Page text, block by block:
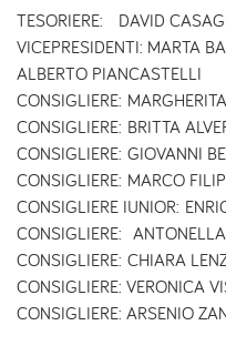
TESORIERE: DAVID
VICEPRESIDENTI: MARTA
ALBERTO PIANCASTELLI
CONSIGLIERE:
​CONSIGLIERE: BRITTA
CONSIGLIERE: GIOVANNI
CONSIGLIERE: MARCO
​​CONSIGLIERE IUNIOR:
​​CONSIGLIERE:
CONSIGLIERE: CHIARA
​​CONSIGLIERE: VERONICA
CONSIGLIERE: ARSENIO